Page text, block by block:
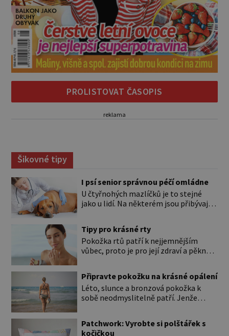
PROLISTOVAT ČASOPIS
reklama
Šikovné tipy
I psí senior správnou péčí omládne
U čtyřnohých mazlíčků je to stejné
jako u lidí. Na některém jsou přibývající
Přesto byste si měli staršího psa více
všímat, aby vám neunikly důležité
signály, že něco není v pořádku. Včasná
život. Hůře tráví U starších […]
Tipy pro krásné rty
Pokožka rtů patří k nejjemnějším
vůbec, proto je pro její zdraví a pěkný
ale také mnohem tenčí povrchovou
vrstvou než ostatní pleť a pokožka.
Nezvláčňují je žádné mazové žlázy,
a náchylné k vysychání a praskání.
Balzám na […]
Připravte pokožku na krásné opálení
Léto, slunce a bronzová pokožka k
sobě neodmyslitelně patří. Jenže
se kůže. Spálená pokožka není
Patchwork: Vyrobte si polštářek s
kočičkou